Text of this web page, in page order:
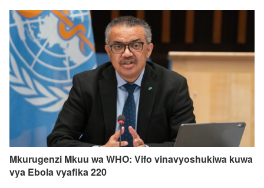
Mkurugenzi Mkuu wa WHO: Vifo vinavyoshukiwa kuwa
vya Ebola vyafika 220